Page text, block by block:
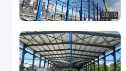
00:15